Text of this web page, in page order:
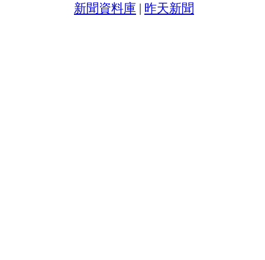
新聞資料庫 昨天新聞